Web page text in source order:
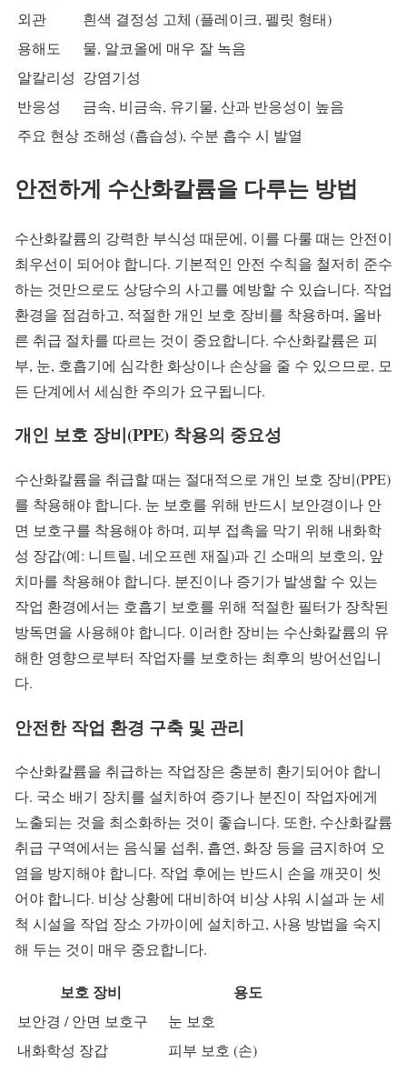
외관
흰색 결정성 고체 (플레이크, 펠릿 형태)
용해도
물, 알코올에 매우 잘 녹음
알칼리성 강염기성
반응성
금속, 비금속, 유기물, 산과 반응성이 높음
주요 현상 조해성 (흡습성), 수분 흡수 시 발열
안전하게 수산화칼륨을 다루는 방법
수산화칼륨의 강력한 부식성 때문에, 이를 다룰 때는 안전이
최우선이 되어야 합니다. 기본적인 안전 수칙을 철저히 준수
하는 것만으로도 상당수의 사고를 예방할 수 있습니다. 작업
환경을 점검하고, 적절한 개인 보호 장비를 착용하며, 올바
른 취급 절차를 따르는 것이 중요합니다. 수산화칼륨은 피
부, 눈, 호흡기에 심각한 화상이나 손상을 줄 수 있으므로, 모
든 단계에서 세심한 주의가 요구됩니다.
개인 보호 장비(PPE) 착용의 중요성
수산화칼륨을 취급할 때는 절대적으로 개인 보호 장비(PPE)
를 착용해야 합니다. 눈 보호를 위해 반드시 보안경이나 안
면 보호구를 착용해야 하며, 피부 접촉을 막기 위해 내화학
성 장갑(예: 니트릴, 네오프렌 재질)과 긴 소매의 보호의, 앞
치마를 착용해야 합니다. 분진이나 증기가 발생할 수 있는
작업 환경에서는 호흡기 보호를 위해 적절한 필터가 장착된
방독면을 사용해야 합니다. 이러한 장비는 수산화칼륨의 유
해한 영향으로부터 작업자를 보호하는 최후의 방어선입니
다.
안전한 작업 환경 구축 및 관리
수산화칼륨을 취급하는 작업장은 충분히 환기되어야 합니
다. 국소 배기 장치를 설치하여 증기나 분진이 작업자에게
노출되는 것을 최소화하는 것이 좋습니다. 또한, 수산화칼륨
취급 구역에서는 음식물 섭취, 흡연, 화장 등을 금지하여 오
염을 방지해야 합니다. 작업 후에는 반드시 손을 깨끗이 씻
어야 합니다. 비상 상황에 대비하여 비상 샤워 시설과 눈 세
척 시설을 작업 장소 가까이에 설치하고, 사용 방법을 숙지
해 두는 것이 매우 중요합니다.
보호 장비 용도
보안경 / 안면 보호구
눈 보호
내화학성 장갑
피부 보호 (손)